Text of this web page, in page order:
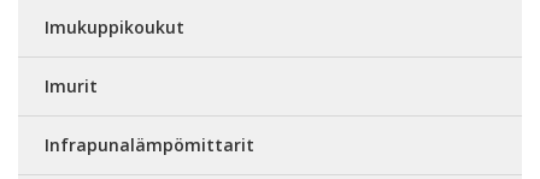
Imukuppikoukut
Imurit
Infrapunalämpömittarit